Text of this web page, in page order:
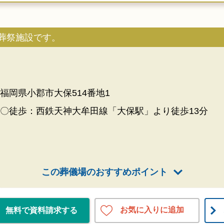
祭施設です。
福岡県小郡市大保514番地1
〇徒歩：西鉄天神大牟田線「大保駅」より徒歩13分
この葬儀場のおすすめポイント
無料で資料請求する お気に入りに追加